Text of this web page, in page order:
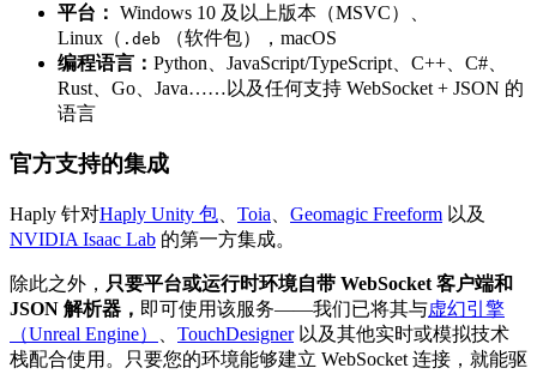
平台： Windows 10 及以上版本（MSVC）、
Linux（ .deb
（软件包），macOS
编程语言： Python、JavaScript/TypeScript、C++、C#、
Rust、Go、Java……以及任何支持 WebSocket + JSON 的
语言
官方支持的集成
Haply 针对Haply Unity 包 Toia Geomagic Freeform 以及
NVIDIA Isaac Lab 的第一方集成。
除此之外， 只要平台或运行时环境自带 WebSocket 客户端和
JSON 解析器， 即可使用该服务——我们已将其与虚幻引擎
（Unreal Engine）
TouchDesigner以及其他实时或模拟技术
栈配合使用。只要您的环境能够建立 WebSocket 连接，就能驱